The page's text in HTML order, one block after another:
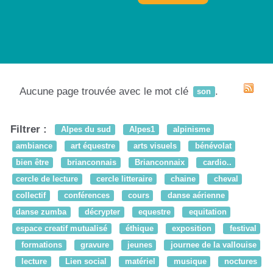
Aucune page trouvée avec le mot clé son .
Filtrer : Alpes du sud Alpes1
alpinisme
ambiance
art équestre arts visuels
bénévolat
bien être
brianconnais Brianconnaix
cardio..
cercle de lecture
cercle litteraire chaine
cheval
collectif
conférences cours
danse aérienne
danse zumba
décrypter equestre
equitation
espace creatif mutualisé
éthique exposition
festival
formations
gravure jeunes
journee de la vallouise
lecture
Lien social matériel musique
noctures